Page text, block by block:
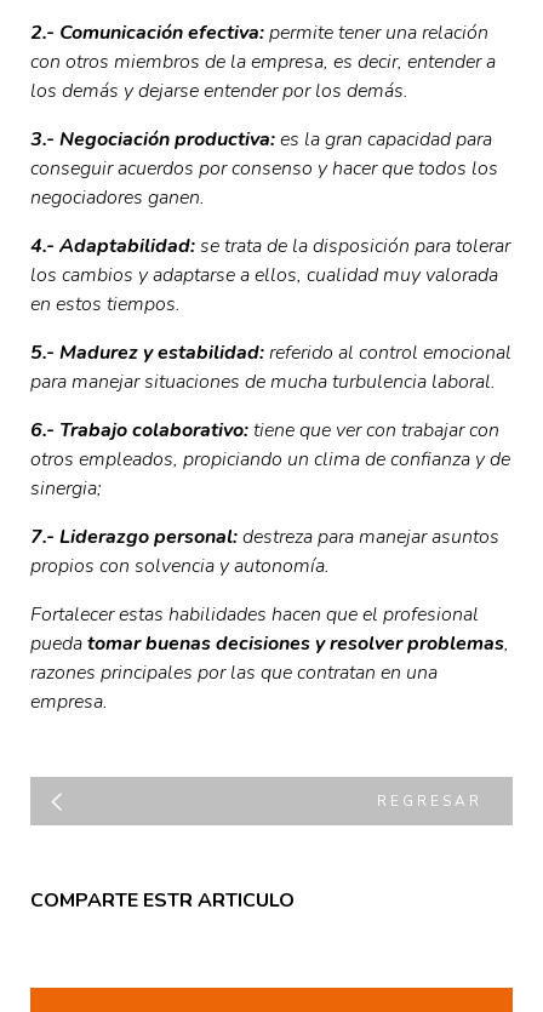
2.- Comunicación efectiva:permite tener una relación
con otros miembros de la empresa, es decir, entender a
los demás y dejarse entender por los demás.
3.- Negociación productiva:es la gran capacidad para
conseguir acuerdos por consenso y hacer que todos los
negociadores ganen.
4.- Adaptabilidad:se trata de la disposición para tolerar
los cambios y adaptarse a ellos, cualidad muy valorada
en estos tiempos.
5.- Madurez y estabilidad:referido al control emocional
para manejar situaciones de mucha turbulencia laboral.
6.- Trabajo colaborativo:tiene que ver con trabajar con
otros empleados, propiciando un clima de confianza y de
sinergia;
7.- Liderazgo personal:destreza para manejar asuntos
propios con solvencia y autonomía.
Fortalecer estas habilidades hacen que el profesional
puedatomar buenas decisiones y resolver problemas,
razones principales por las que contratan en una
empresa.
REGRESAR
COMPARTE ESTR ARTICULO